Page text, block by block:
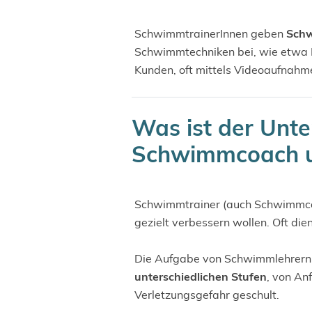
SchwimmtrainerInnen geben
Schwimmtechniken bei, wie
Kunden, oft mittels
Was ist der
Schwimmcoach
Schwimmtrainer (auch
gezielt verbessern wollen. Oft
Die Aufgabe von
unterschiedlichen Stufen, von
Verletzungsgefahr geschult.